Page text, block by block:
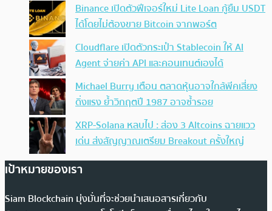
Binance เปิดตัวฟีเจอร์ใหม่ Lite Loan กู้ยืม USDT
ได้โดยไม่ต้องขาย Bitcoin จากพอร์ต
Cloudflare เปิดตัวกระเป๋า Stablecoin ให้ AI
Agent จ่ายค่า API และคอนเทนต์เองได้
Michael Burry เตือน ตลาดหุ้นอาจใกล้พีคเสี่ยง
ดิ่งแรง ย้ำวิกฤตปี 1987 อาจซ้ำรอย
XRP-Solana หลบไป : ส่อง 3 Altcoins ฉายแวว
เด่น ส่งสัญญาณเตรียม Breakout ครั้งใหญ่
เป้าหมายของเรา
Siam Blockchain มุ่งมั่นที่จะช่วยนำเสนอสารเกี่ยวกับ